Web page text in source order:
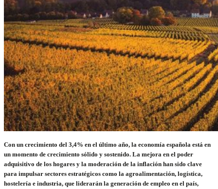
Con un crecimiento del 3,4% en el último año, la economía española está en
un momento de crecimiento sólido y sostenido. La mejora en el poder
adquisitivo de los hogares y la moderación de la inflación han sido clave
para impulsar sectores estratégicos como la agroalimentación, logística,
hostelería e industria, que liderarán la generación de empleo en el país,